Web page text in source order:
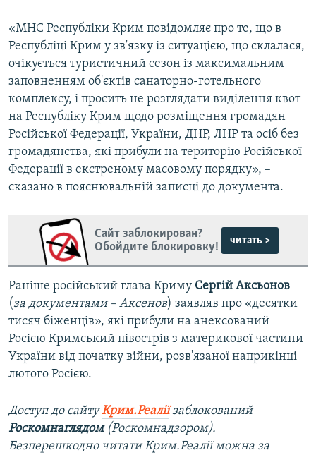
«МНС Республіки Крим повідомляє про те, що в
Республіці Крим у зв'язку із ситуацією, що склалася,
очікується туристичний сезон із максимальним
заповненням об'єктів санаторно-готельного
комплексу, і просить не розглядати виділення квот
на Республіку Крим щодо розміщення громадян
Російської Федерації, України, ДНР, ЛНР та осіб без
громадянства, які прибули на територію Російської
Федерації в екстреному масовому порядку», –
сказано в пояснювальній записці до документа.
Сайт заблокирован?
Обойдите блокировку!
читать >
Раніше російський глава Криму Сергій Аксьонов
(за документами – Аксенов) заявляв про «десятки
тисяч біженців», які прибули на анексований
Росією Кримський півострів з материкової частини
України від початку війни, розв'язаної наприкінці
лютого Росією.
Доступ до сайтуКрим.Реаліїзаблокований
Роскомнаглядом (Роскомнадзором).
Безперешкодно читати Крим.Реалії можна за